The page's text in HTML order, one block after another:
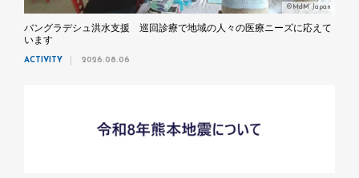
©MdM Japan
バングラデシュ洪水支援 巡回診療で地域の人々の医療ニーズに応えて
います
ACTIVITY 2026.08.06